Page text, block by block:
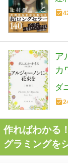
ア
カ
ダ
作ればわかる
グラミングを